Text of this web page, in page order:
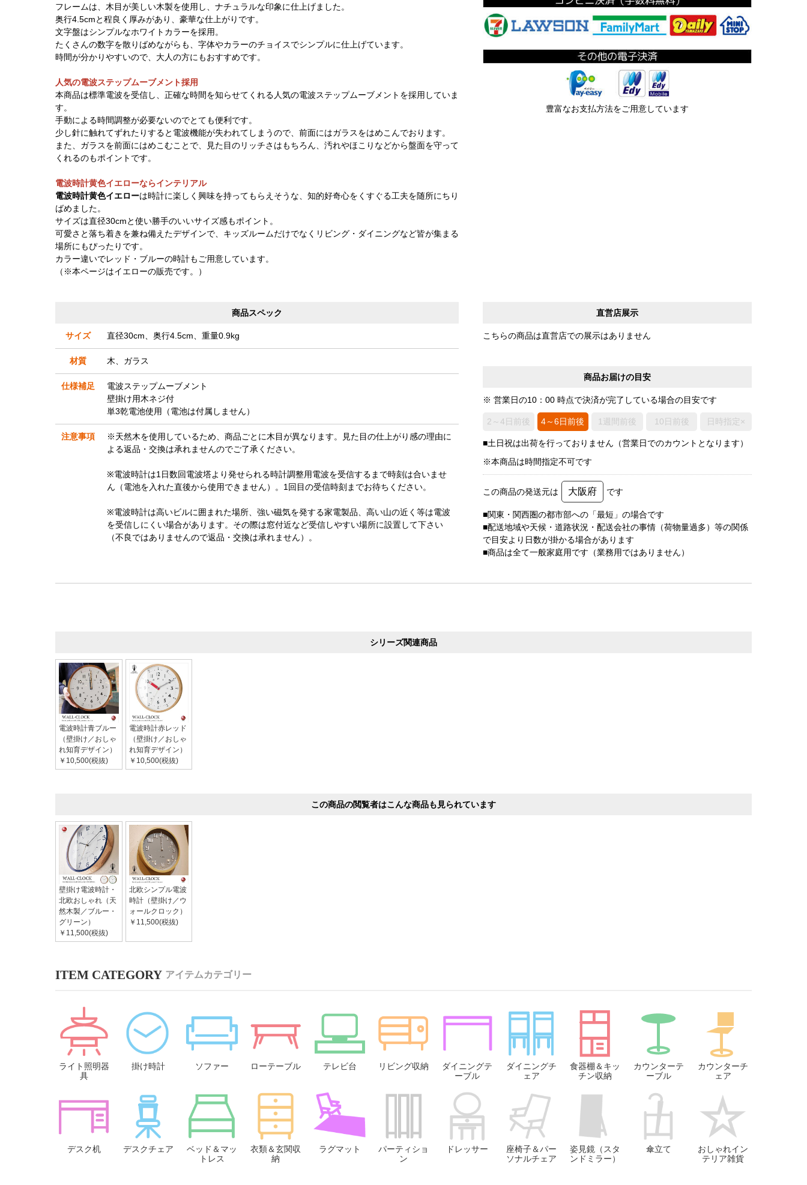
フレームは、木目が美しい木製を使用し、ナチュラルな印象に仕上げました。
奥行4.5cmと程良く厚みがあり、豪華な仕上がりです。
文字盤はシンプルなホワイトカラーを採用。
たくさんの数字を散りばめながらも、字体やカラーのチョイスでシンプルに仕上げています。
時間が分かりやすいので、大人の方にもおすすめです。
人気の電波ステップムーブメント採用
本商品は標準電波を受信し、正確な時間を知らせてくれる人気の電波ステップムーブメントを採用していま
す。
手動による時間調整が必要ないのでとても便利です。
少し針に触れてずれたりすると電波機能が失われてしまうので、前面にはガラスをはめこんでおります。
また、ガラスを前面にはめこむことで、見た目のリッチさはもちろん、汚れやほこりなどから盤面を守って
くれるのもポイントです。
電波時計黄色イエローならインテリアル
電波時計黄色イエローは時計に楽しく興味を持ってもらえそうな、知的好奇心をくすぐる工夫を随所にちり
ばめました。
サイズは直径30cmと使い勝手のいいサイズ感もポイント。
可愛さと落ち着きを兼ね備えたデザインで、キッズルームだけでなくリビング・ダイニングなど皆が集まる
場所にもぴったりです。
カラー違いでレッド・ブルーの時計もご用意しています。
（※本ページはイエローの販売です。）
豊富なお支払方法をご用意しています
直営店展示
こちらの商品は直営店での展示はありません
商品お届けの目安
※ 営業日の10：00 時点で決済が完了している場合の目安です
2～4日前後 4～6日前後 1週間前後 10日前後 日時指定×
■土日祝は出荷を行っておりません（営業日でのカウントとなります）
※本商品は時間指定不可です
この商品の発送元は 大阪府 です
■関東・関西圏の都市部への「最短」の場合です
■配送地域や天候・道路状況・配送会社の事情（荷物量過多）等の関係
で目安より日数が掛かる場合があります
■商品は全て一般家庭用です（業務用ではありません）
商品スペック
サイズ 直径30cm、奥行4.5cm、重量0.9kg
材質 木、ガラス
仕様補足
電波ステップムーブメント
壁掛け用木ネジ付
単3乾電池使用（電池は付属しません）
注意事項
※天然木を使用しているため、商品ごとに木目が異なります。見た目の仕上がり感の理由に
よる返品・交換は承れませんのでご了承ください。
※電波時計は1日数回電波塔より発せられる時計調整用電波を受信するまで時刻は合いませ
ん（電池を入れた直後から使用できません）。1回目の受信時刻までお待ちください。
※電波時計は高いビルに囲まれた場所、強い磁気を発する家電製品、高い山の近く等は電波
を受信しにくい場合があります。その際は窓付近など受信しやすい場所に設置して下さい
（不良ではありませんので返品・交換は承れません）。
シリーズ関連商品
電波時計青ブルー
（壁掛け／おしゃ
れ知育デザイン）
￥10,500(税抜)
電波時計赤レッド
（壁掛け／おしゃ
れ知育デザイン）
￥10,500(税抜)
この商品の閲覧者はこんな商品も見られています
壁掛け電波時計・
北欧おしゃれ（天
然木製／ブルー・
グリーン）
￥11,500(税抜)
北欧シンプル電波
時計（壁掛け／ウ
ォールクロック）
￥11,500(税抜)
アイテムカテゴリー
ライト照明器
具
掛け時計 ソファー ローテーブル テレビ台 リビング収納
ダイニングテ
ーブル
ダイニングチ
ェア
食器棚＆キッ
チン収納
カウンターテ
ーブル
カウンターチ
ェア
デスク机 デスクチェア
ベッド＆マッ
トレス
衣類＆玄関収
納
ラグマット
パーティショ
ン
ドレッサー
座椅子＆パー
ソナルチェア
姿見鏡（スタ
ンドミラー）
傘立て
おしゃれイン
テリア雑貨